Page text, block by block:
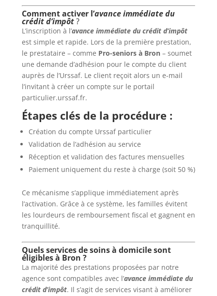
Comment activer l’avance immédiate du
crédit d’impôt?
L’inscription à l’avance immédiate du crédit d’impôt
est simple et rapide. Lors de la première prestation,
le prestataire – comme Pro-seniors à Bron– soumet
une demande d’adhésion pour le compte du client
auprès de l’Urssaf. Le client reçoit alors un e-mail
l’invitant à créer un compte sur le portail
particulier.urssaf.fr.
Étapes clés de la procédure :
Création du compte Urssaf particulier
Validation de l’adhésion au service
Réception et validation des factures mensuelles
Paiement uniquement du reste à charge (soit 50 %)
Ce mécanisme s’applique immédiatement après
l’activation. Grâce à ce système, les familles évitent
les lourdeurs de remboursement fiscal et gagnent en
tranquillité.
Quels services de soins à domicile sont
éligibles à Bron ?
La majorité des prestations proposées par notre
agence sont compatibles avec l’avance immédiate du
crédit d’impôt. Il s’agit de services visant à améliorer